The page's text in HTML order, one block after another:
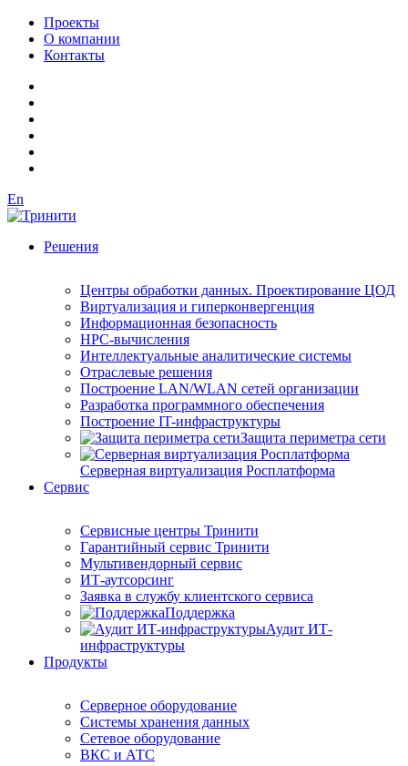
Проекты
О компании
Контакты
En
Решения
Центры обработки данных. Проектирование ЦОД
Виртуализация и гиперконвергенция
Информационная безопасность
HPC-вычисления
Интеллектуальные аналитические системы
Отраслевые решения
Построение LAN/WLAN сетей организации
Разработка программного обеспечения
Построение IT-инфраструктуры
Защита периметра сети
Серверная виртуализация Росплатформа
Сервис
Сервисные центры Тринити
Гарантийный сервис Тринити
Мультивендорный сервис
ИТ-аутсорсинг
Заявка в службу клиентского сервиса
Поддержка
Аудит ИТ-
инфраструктуры
Продукты
Серверное оборудование
Системы хранения данных
Сетевое оборудование
ВКС и АТС